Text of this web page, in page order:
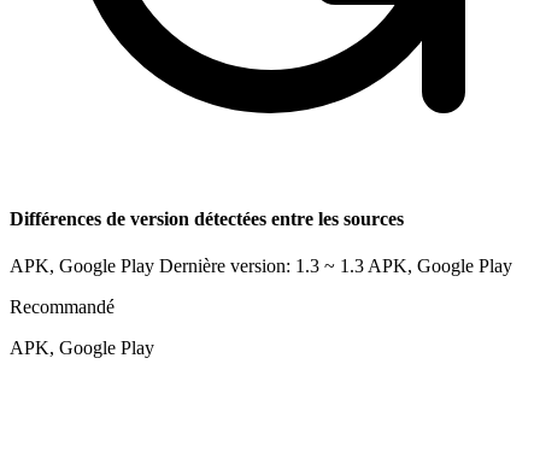
Différences de version détectées entre les sources
APK, Google Play Dernière version: 1.3 ~ 1.3 APK, Google Play
Recommandé
APK, Google Play